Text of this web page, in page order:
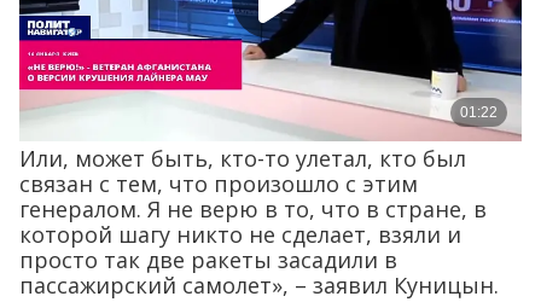
Или, может быть, кто-то улетал, кто был
связан с тем, что произошло с этим
генералом. Я не верю в то, что в стране, в
которой шагу никто не сделает, взяли и
просто так две ракеты засадили в
пассажирский самолет», – заявил Куницын.